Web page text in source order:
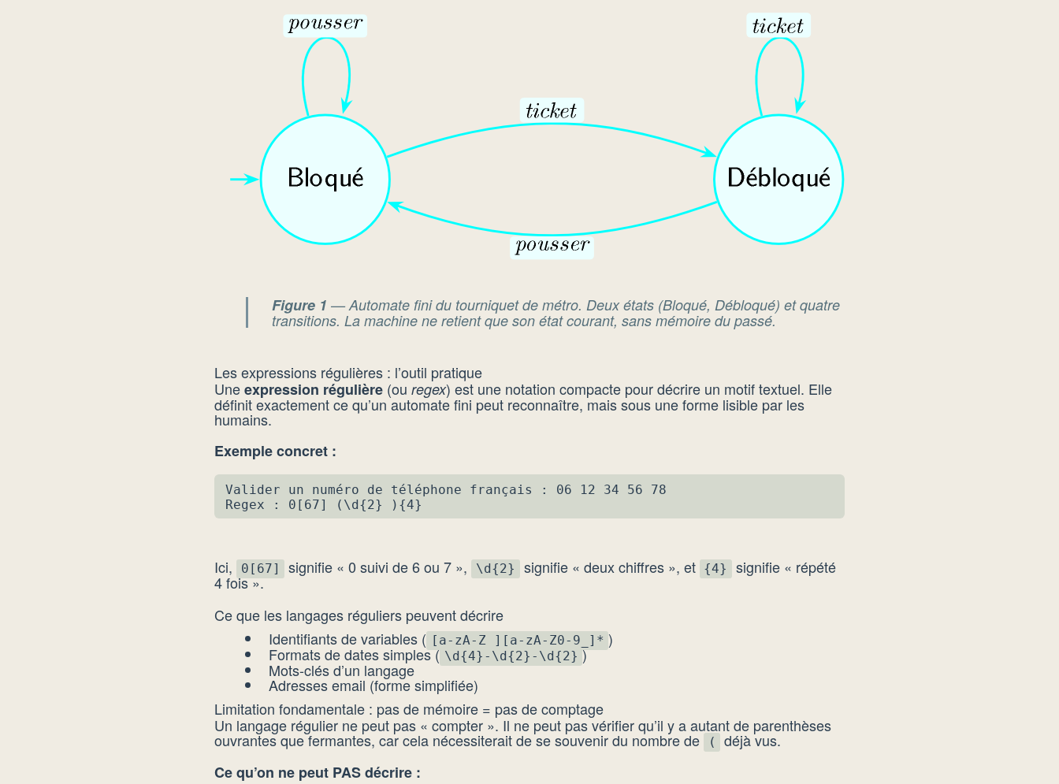
Figure 1 — Automate fini du tourniquet de métro. Deux états (Bloqué, Débloqué) et quatre
transitions. La machine ne retient que son état courant, sans mémoire du passé.
Les expressions régulières : l’outil pratique
Uneexpression régulière (ou regex) est une notation compacte pour décrire un motif textuel. Elle
définit exactement ce qu’un automate fini peut reconnaître, mais sous une forme lisible par les
humains.
Exemple concret :
Valider un numéro de téléphone français : 06 12 34 56 78
Regex : 0[67] (\d{2} ){4}
Ici, 0[67] signifie « 0 suivi de 6 ou 7 », \d{2} signifie « deux chiffres », et {4} signifie « répété
4 fois ».
Ce que les langages réguliers peuvent décrire
Identifiants de variables ( [a-zA-Z_][a-zA-Z0-9_]* )
Formats de dates simples ( \d{4}-\d{2}-\d{2} )
Mots-clés d’un langage
Adresses email (forme simplifiée)
Limitation fondamentale : pas de mémoire = pas de comptage
Un langage régulier ne peut pas « compter ». Il ne peut pas vérifier qu’il y a autant de parenthèses
ouvrantes que fermantes, car cela nécessiterait de se souvenir du nombre de (
déjà vus.
Ce qu’on ne peut PAS décrire :